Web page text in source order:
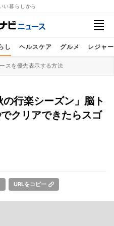
い暮らしから
し ヘルスケア グルメ レジャー
スを優先表示する方法
の行楽シーズン」脳ト
クリアできたらスゴ
URLをコピー